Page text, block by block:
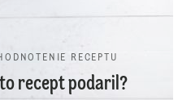
RECEPTU
recept podaril?